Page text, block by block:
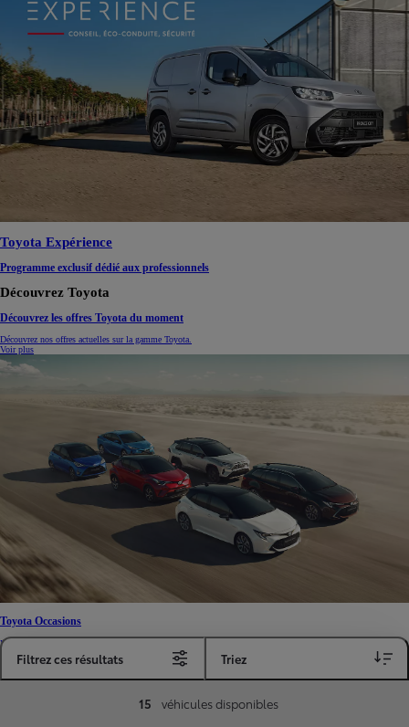
Filtrez ces résultats Triez
15 véhicules disponibles
Toyota Expérience
Programme exclusif dédié aux professionnels
Découvrez Toyota
Découvrez les offres Toyota du moment
Découvrez nos offres actuelles sur la gamme Toyota.
Voir plus
Toyota Occasions
Faites confiance au savoir-faire de Toyota Occasions pour vous proposer notre sélection de véhicules
d'occasions toutes marques, entièrement révisés et garantis jusqu'à 3 ans.